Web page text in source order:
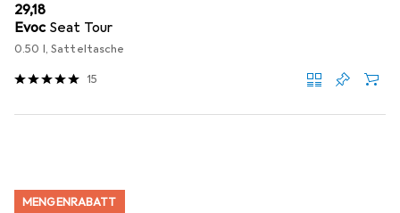
EUR
29,18
Evoc Seat Tour
0.50 l, Satteltasche
15
MENGENRABATT